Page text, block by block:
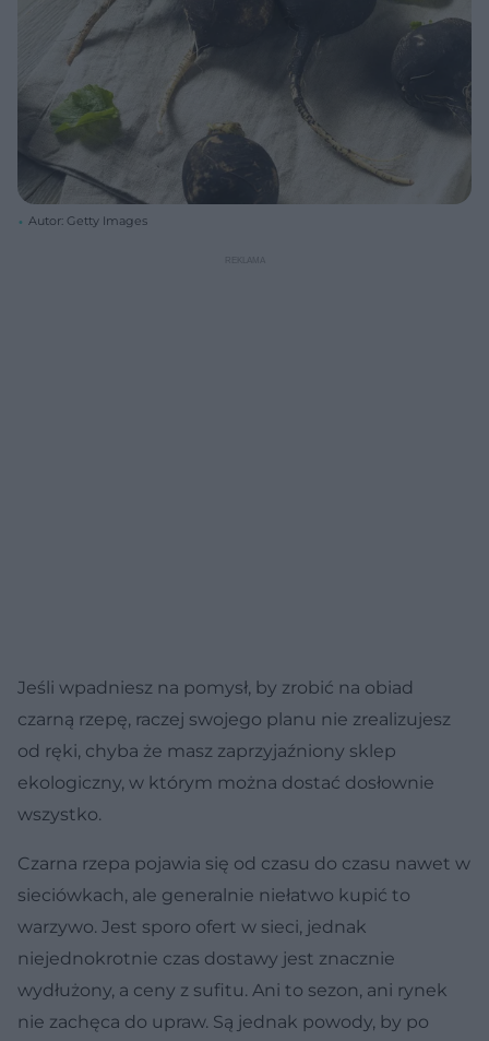
Autor: Getty Images
Jeśli wpadniesz na pomysł, by zrobić na obiad
czarną rzepę, raczej swojego planu nie zrealizujesz
od ręki, chyba że masz zaprzyjaźniony sklep
ekologiczny, w którym można dostać dosłownie
wszystko.
Czarna rzepa pojawia się od czasu do czasu nawet w
sieciówkach, ale generalnie niełatwo kupić to
warzywo. Jest sporo ofert w sieci, jednak
niejednokrotnie czas dostawy jest znacznie
wydłużony, a ceny z sufitu. Ani to sezon, ani rynek
nie zachęca do upraw. Są jednak powody, by po